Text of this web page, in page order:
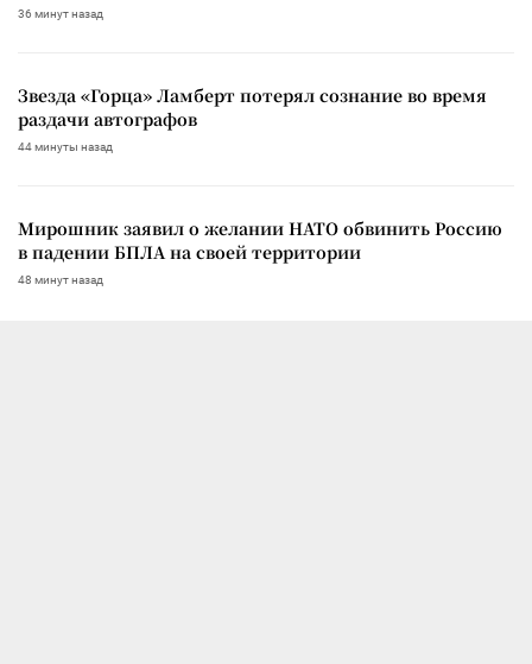
36 минут назад
Звезда «Горца» Ламберт потерял сознание во время
раздачи автографов
44 минуты назад
Мирошник заявил о желании НАТО обвинить Россию
в падении БПЛА на своей территории
48 минут назад